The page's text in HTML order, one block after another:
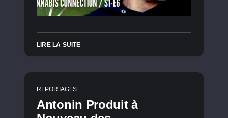
LIRE LA SUITE
REPORTAGES
Antonin Produit à